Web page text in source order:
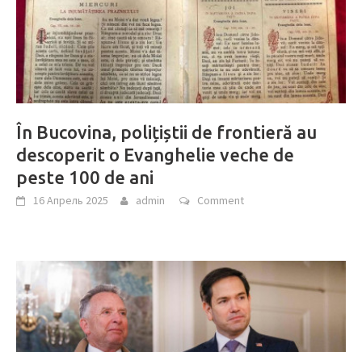
În Bucovina, polițiștii de frontieră au
descoperit o Evanghelie veche de
peste 100 de ani
16 Апрель 2025 admin Comment